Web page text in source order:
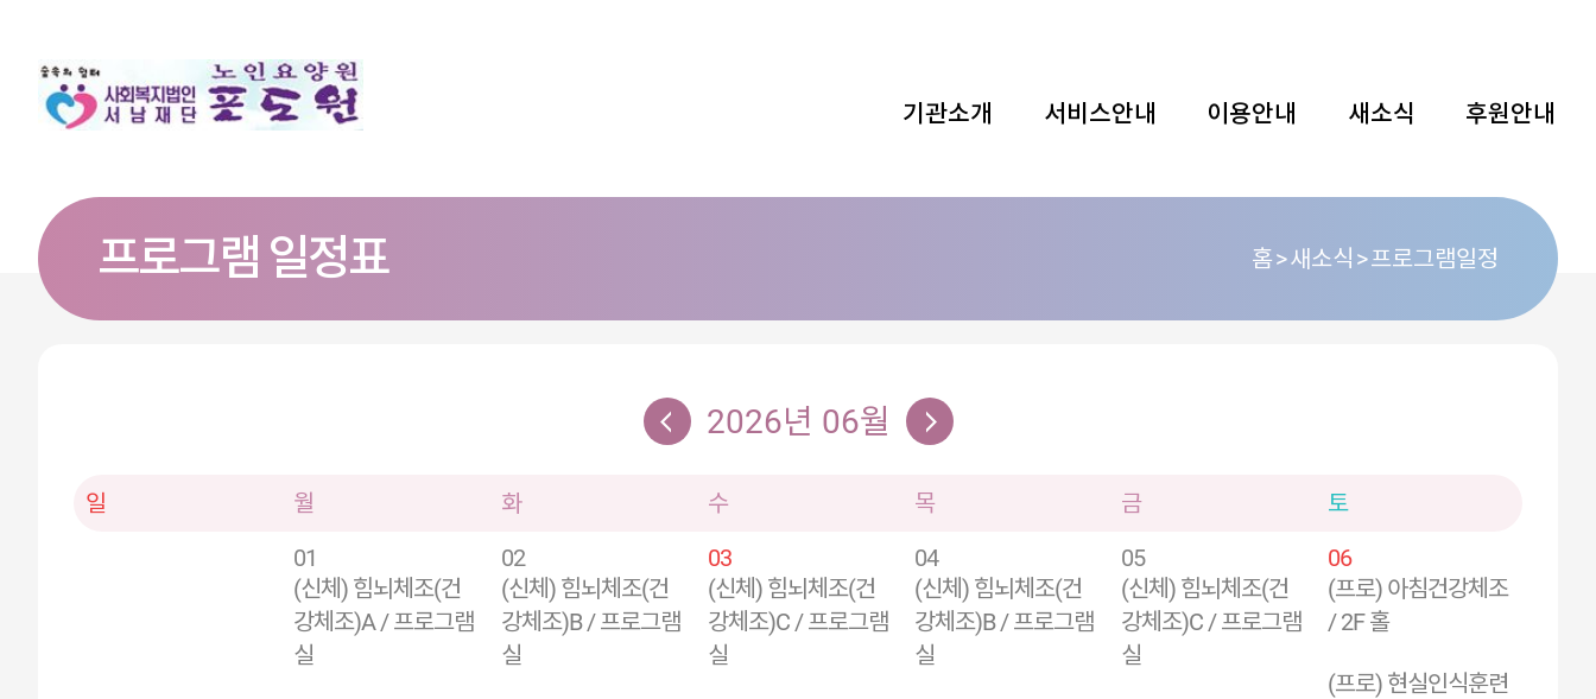
기관소개 서비스안내 이용안내 새소식 후원안내
프로그램 일정표 홈 새소식 프로그램일정
2026년 06월
일 월 화 수 목 금
토
01
(신체) 힘뇌체조(건
강체조)A / 프로그램
실
02
(신체) 힘뇌체조(건
강체조)B / 프로그램
실
03
(신체) 힘뇌체조(건
강체조)C / 프로그램
실
04
(신체) 힘뇌체조(건
강체조)B / 프로그램
실
05
(신체) 힘뇌체조(건
강체조)C / 프로그램
실
06
(프로) 아침건강체조
/ 2F 홀
(프로) 현실인식훈련